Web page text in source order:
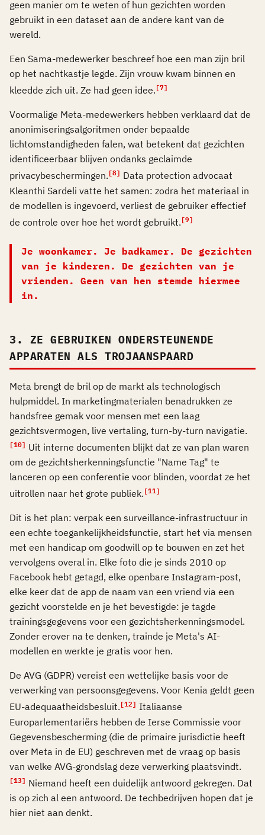
geen manier om te weten of hun gezichten worden
gebruikt in een dataset aan de andere kant van de
wereld.
Een Sama-medewerker beschreef hoe een man zijn bril
op het nachtkastje legde. Zijn vrouw kwam binnen en
kleedde zich uit. Ze had geen idee. [7]
Voormalige Meta-medewerkers hebben verklaard dat de
anonimiseringsalgoritmen onder bepaalde
lichtomstandigheden falen, wat betekent dat gezichten
identificeerbaar blijven ondanks geclaimde
privacybeschermingen. [8] Data protection advocaat
Kleanthi Sardeli vatte het samen: zodra het materiaal in
de modellen is ingevoerd, verliest de gebruiker effectief
de controle over hoe het wordt gebruikt. [9]
Je woonkamer. Je badkamer. De gezichten
van je kinderen. De gezichten van je
vrienden. Geen van hen stemde hiermee
in.
3. ZE GEBRUIKEN ONDERSTEUNENDE
APPARATEN ALS TROJAANSPAARD
Meta brengt de bril op de markt als technologisch
hulpmiddel. In marketingmaterialen benadrukken ze
handsfree gemak voor mensen met een laag
gezichtsvermogen, live vertaling, turn-by-turn navigatie.
[10] Uit interne documenten blijkt dat ze van plan waren
om de gezichtsherkenningsfunctie "Name Tag" te
lanceren op een conferentie voor blinden, voordat ze het
uitrollen naar het grote publiek. [11]
Dit is het plan: verpak een surveillance-infrastructuur in
een echte toegankelijkheidsfunctie, start het via mensen
met een handicap om goodwill op te bouwen en zet het
vervolgens overal in. Elke foto die je sinds 2010 op
Facebook hebt getagd, elke openbare Instagram-post,
elke keer dat de app de naam van een vriend via een
gezicht voorstelde en je het bevestigde: je tagde
trainingsgegevens voor een gezichtsherkenningsmodel.
Zonder erover na te denken, trainde je Meta's AI-
modellen en werkte je gratis voor hen.
De AVG (GDPR) vereist een wettelijke basis voor de
verwerking van persoonsgegevens. Voor Kenia geldt geen
EU-adequaatheidsbesluit. [12] Italiaanse
Europarlementariërs hebben de Ierse Commissie voor
Gegevensbescherming (die de primaire jurisdictie heeft
over Meta in de EU) geschreven met de vraag op basis
van welke AVG-grondslag deze verwerking plaatsvindt.
[13] Niemand heeft een duidelijk antwoord gekregen. Dat
is op zich al een antwoord. De techbedrijven hopen dat je
hier niet aan denkt.